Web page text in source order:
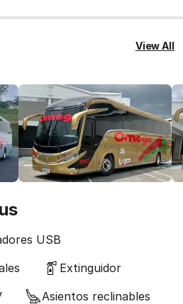
View All
USB
Extinguidor
Asientos reclinables